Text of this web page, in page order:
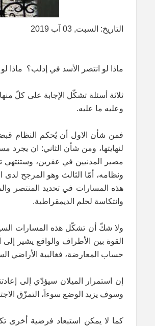
التاريخ: السبت, 03 آب 2019
ماذا لو انتصر الأسد في إدلب؟
ثلاثة أسئلة تشكّل الإجابة على كلّ
وعليه ما عليه.
فمن شأن الاول أن يُحكم النظام
لنهايتها، ومن شأن الثاني: ان يجرد
مصير المدنيين في عفرين، وستنتهي
ونظامه، أمّا الثالث وهو المرجح
هذه المسارات في تحديد المنتصر
وانتكاسة لحلم الديمقراطية.
ولا شكّ أن تشكّل هذه المسارات
القوة بين الأطراف والواقع يشير
حساب المعارضة، فغالبية الأراضي
وسوف يزيد الوضع سوءاً، التمزّق
كما لا يمكن استبعاد فرضية أخرى